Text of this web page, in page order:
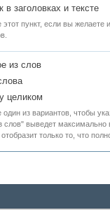
в заголовках и тексте
пункт, если вы желаете
из слов
целиком
один из вариантов, чтобы
слов" выведет максимально
только то, что